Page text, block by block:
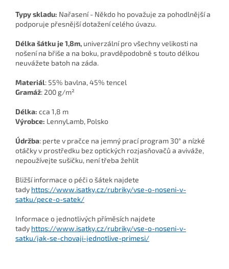
Typy skladu: Nařasení - Někdo ho považuje za pohodlnější a
podporuje přesnější dotažení celého úvazu.
Délka šátku je 1,8m, univerzální pro všechny velikosti na
nošení na břiše a na boku, pravděpodobně s touto délkou
neuvážete batoh na záda.
Materiál: 55% bavlna, 45% tencel
Gramáž: 200 g/m²
Délka: cca 1,8 m
Výrobce: LennyLamb, Polsko
Údržba: perte v pračce na jemný prací program 30° a nízké
otáčky v prostředku bez optických rozjasňovačů a aviváže,
nepoužívejte sušičku, není třeba žehlit
Bližší informace o péči o šátek najdete
tady https://www.isatky.cz/rubriky/vse-o-noseni-v-
satku/pece-o-satek/
Informace o jednotlivých příměsích najdete
tady https://www.isatky.cz/rubriky/vse-o-noseni-v-
satku/jak-se-chovaji-jednotlive-primesi/